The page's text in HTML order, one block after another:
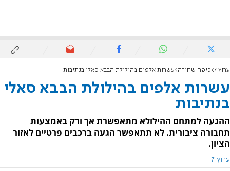
ערוץ 7 כיפה שחורה עשרות אלפים בהילולת הבבא סאלי בנתיבות
עשרות אלפים בהילולת הבבא סאלי
בנתיבות
ההגעה למתחם ההילולא מתאפשרת אך ורק באמצעות
תחבורה ציבורית. לא תתאפשר הגעה ברכבים פרטיים לאזור
הציון.
ערוץ 7